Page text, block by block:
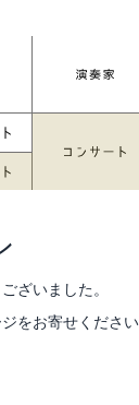
ざいました。
をお寄せくださ